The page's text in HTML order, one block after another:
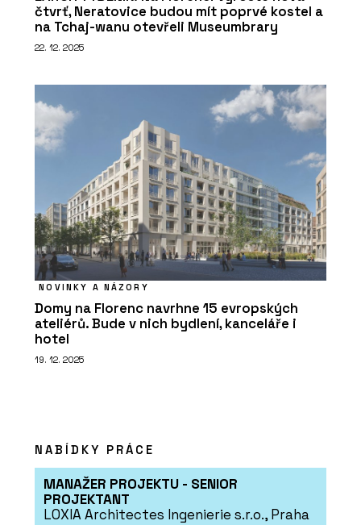
čtvrť, Neratovice budou mít poprvé kostel a
na Tchaj-wanu otevřeli Museumbrary
22. 12. 2025
NOVINKY A NÁZORY
Domy na Florenc navrhne 15 evropských
ateliérů. Bude v nich bydlení, kanceláře i
hotel
19. 12. 2025
NABÍDKY PRÁCE
MANAŽER PROJEKTU - SENIOR
PROJEKTANT
LOXIA Architectes Ingenierie s.r.o., Praha